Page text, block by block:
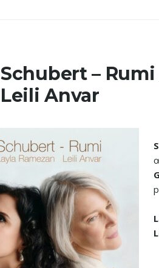
Schubert – Rumi
Leili Anvar